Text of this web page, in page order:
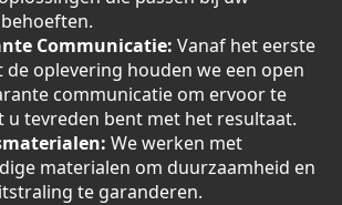
Communicatie: Vanaf het eerste
oplevering houden we een open
communicatie om ervoor te
u tevreden bent met het resultaat.
We werken met
materialen om duurzaamheid en
te garanderen.